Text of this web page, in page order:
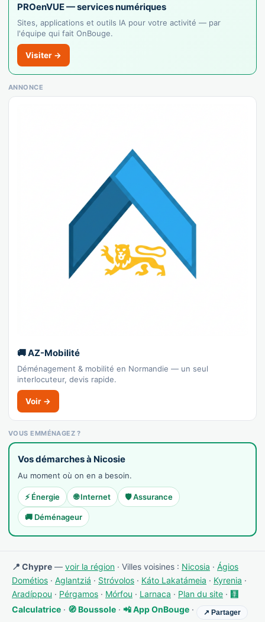
PROenVUE — services numériques
Sites, applications et outils IA pour votre activité — par
l'équipe qui fait OnBouge.
Visiter →
ANNONCE
🚚 AZ-Mobilité
Déménagement & mobilité en Normandie — un seul
interlocuteur, devis rapide.
Voir →
VOUS EMMÉNAGEZ ?
Vos démarches à Nicosie
Au moment où on en a besoin.
⚡ Énergie 🌐 Internet 🛡️ Assurance
🚚 Déménageur
📍 Chypre — voir la région · Villes voisines : Nicosia · Ágios
Dométios · Aglantziá · Stróvolos · Káto Lakatámeia · Kyrenia ·
Aradíppou · Pérgamos · Mórfou · Larnaca · Plan du site · 🧮
Calculatrice · 🧭 Boussole · 📲 App OnBouge · ↗ Partager